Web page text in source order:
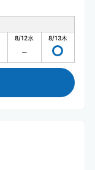
8/12水 8/13木